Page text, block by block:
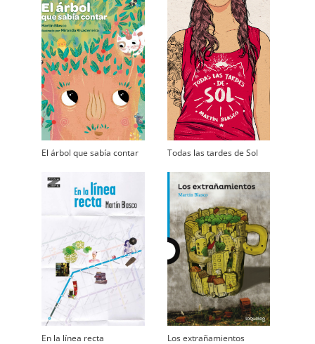
El árbol que sabía contar Todas las tardes de Sol
En la línea recta Los extrañamientos